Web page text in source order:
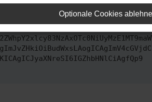
Optionale Cookies